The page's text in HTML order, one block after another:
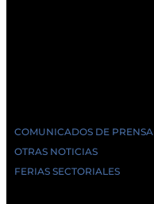
COMUNICADOS DE PRENSA
OTRAS NOTICIAS
FERIAS SECTORIALES